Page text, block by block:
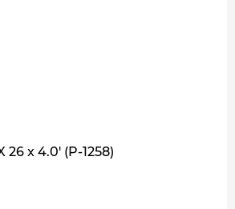
x 4.0' (P-1258)